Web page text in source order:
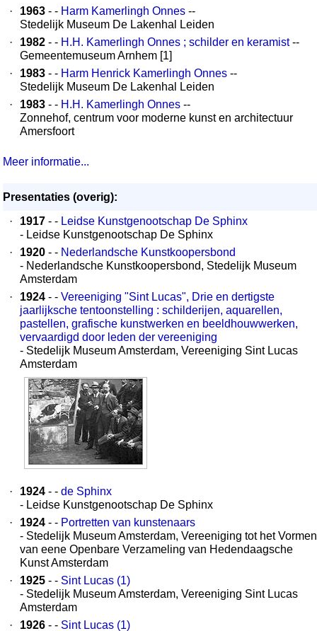
·
1963 - - Harm Kamerlingh Onnes --
Stedelijk Museum De Lakenhal Leiden
·
1982 - - H.H. Kamerlingh Onnes ; schilder en keramist--
Gemeentemuseum Arnhem [1]
·
1983 - - Harm Henrick Kamerlingh Onnes --
Stedelijk Museum De Lakenhal Leiden
·
1983 - - H.H. Kamerlingh Onnes --
Zonnehof, centrum voor moderne kunst en architectuur
Amersfoort
Meer informatie...
Presentaties (overig):
·
1917 - - Leidse Kunstgenootschap De Sphinx
- Leidse Kunstgenootschap De Sphinx
·
1920 - - Nederlandsche Kunstkoopersbond
- Nederlandsche Kunstkoopersbond, Stedelijk Museum
Amsterdam
·
1924 - - Vereeniging "Sint Lucas", Drie en dertigste
jaarlijksche tentoonstelling : schilderijen, aquarellen,
pastellen, grafische kunstwerken en beeldhouwwerken,
vervaardigd door leden der vereeniging
- Stedelijk Museum Amsterdam, Vereeniging Sint Lucas
Amsterdam
· 1924 - - de Sphinx
- Leidse Kunstgenootschap De Sphinx
·
1924 - - Portretten van kunstenaars
- Stedelijk Museum Amsterdam, Vereeniging tot het Vormen
van eene Openbare Verzameling van Hedendaagsche
Kunst Amsterdam
·
1925 - - Sint Lucas (1)
- Stedelijk Museum Amsterdam, Vereeniging Sint Lucas
Amsterdam
·
1926 - - Sint Lucas (1)